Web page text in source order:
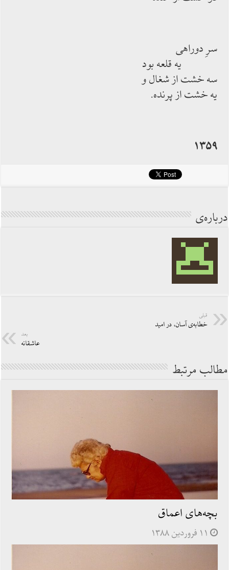
سرِ دوراهی
یه قلعه بود
سه خشت از شغال و
یه خشت از پرنده.
۱۳۵۹
درباره‌ی
قبلی
خطابه‌ی آسان، در اميد
بعد
عاشقانه
مطالب مرتبط
بچه‌های اعماق
۱۱ فروردین ۱۳۸۸